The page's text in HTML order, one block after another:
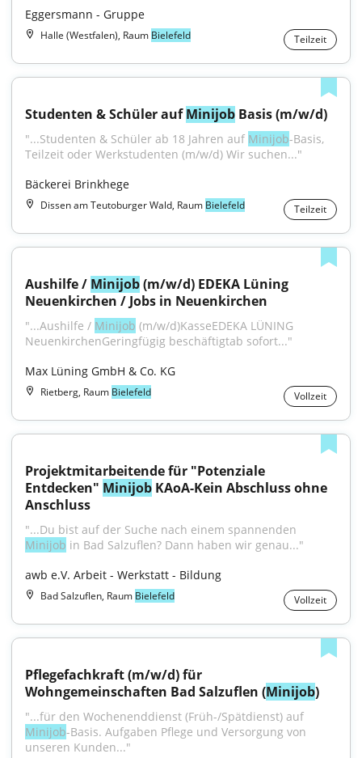
Eggersmann - Gruppe
Halle (Westfalen), Raum Bielefeld Teilzeit
Studenten & Schüler auf Minijob Basis (m/w/d)
"...Studenten & Schüler ab 18 Jahren auf Minijob-Basis,
Teilzeit oder Werkstudenten (m/w/d) Wir suchen..."
Bäckerei Brinkhege
Dissen am Teutoburger Wald, Raum Bielefeld Teilzeit
Aushilfe / Minijob (m/w/d) EDEKA Lüning
Neuenkirchen / Jobs in Neuenkirchen
"...Aushilfe / Minijob (m/w/d)Kasse​EDEKA LÜNING
NeuenkirchenGeringfügig beschäftigt​ab sofort..."
Max Lüning GmbH & Co. KG
Rietberg, Raum Bielefeld Vollzeit
Projektmitarbeitende für "Potenziale
Entdecken" Minijob KAoA-Kein Abschluss ohne
Anschluss
Minijob in Bad Salzuflen? Dann haben wir genau..."
awb e.V. Arbeit - Werkstatt - Bildung
Bad Salzuflen, Raum Bielefeld Vollzeit
Pflegefachkraft (m/w/d) für
Wohngemeinschaften Bad Salzuflen (Minijob)
Minijob-Basis. Aufgaben Pflege und Versorgung von
unseren Kunden..."